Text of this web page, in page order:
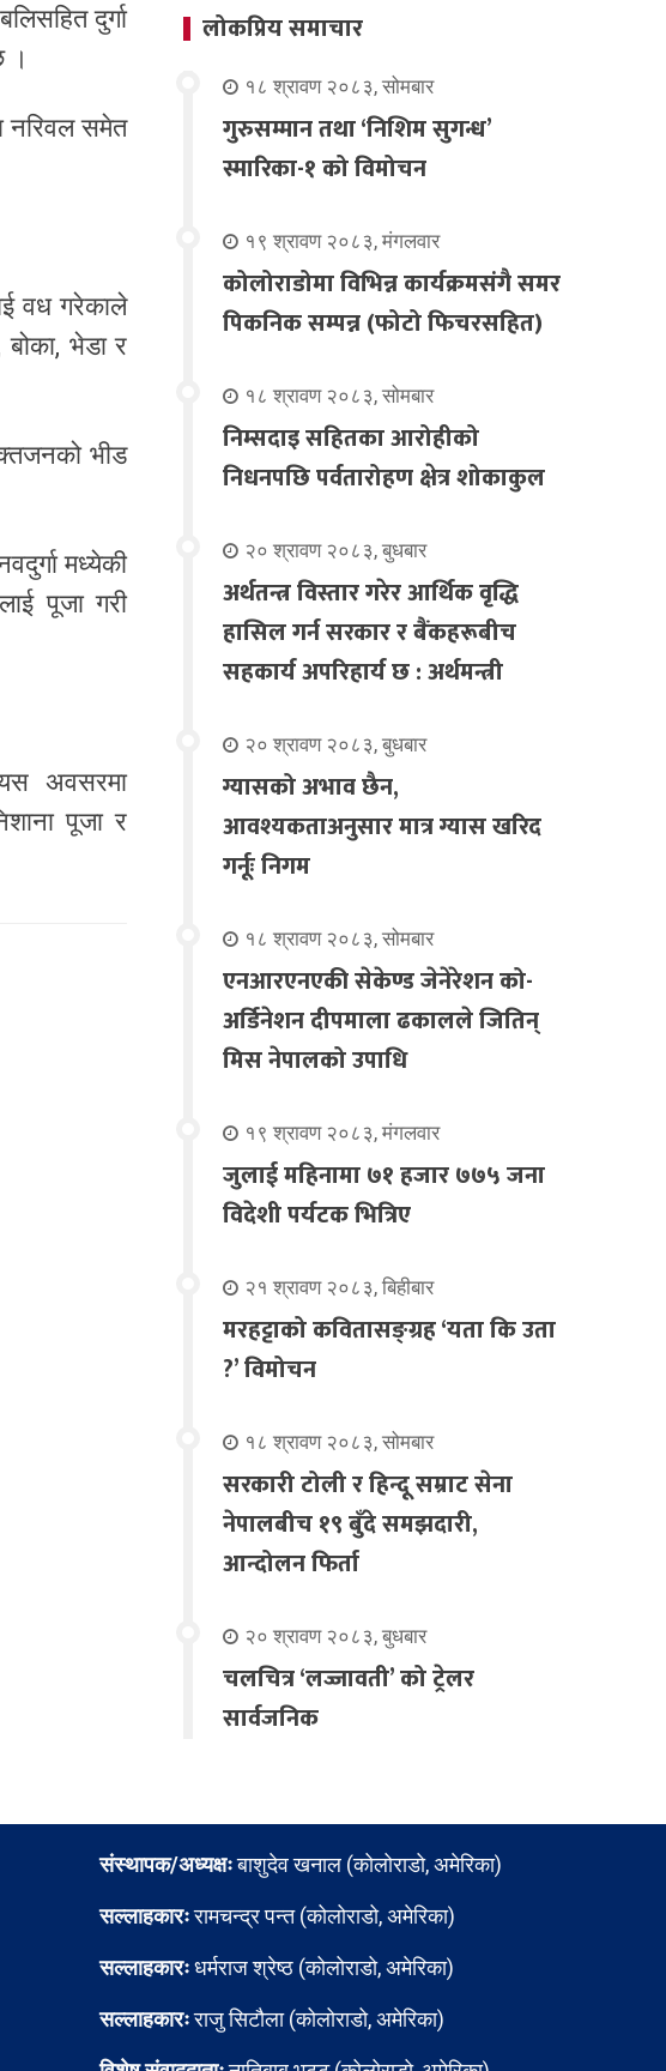
दुर्गा
।
नरिवल समेत
वध गरेकाले
भेडा र
भीड
मध्येकी
पूजा गरी
यस अवसरमा
पूजा र
लोकप्रिय समाचार
१८ श्रावण २०८३, सोमबार
गुरुसम्मान तथा ‘निशिम सुगन्ध’
स्मारिका-१ को विमोचन
१९ श्रावण २०८३, मंगलवार
कोलोराडोमा विभिन्न कार्यक्रमसंगै समर
पिकनिक सम्पन्न (फोटो फिचरसहित)
१८ श्रावण २०८३, सोमबार
निम्सदाइ सहितका आरोहीको
निधनपछि पर्वतारोहण क्षेत्र शोकाकुल
२० श्रावण २०८३, बुधबार
अर्थतन्त्र विस्तार गरेर आर्थिक वृद्धि
हासिल गर्न सरकार र बैंकहरूबीच
सहकार्य अपरिहार्य छ : अर्थमन्त्री
२० श्रावण २०८३, बुधबार
ग्यासको अभाव छैन,
आवश्यकताअनुसार मात्र ग्यास खरिद
गर्नूः निगम
१८ श्रावण २०८३, सोमबार
एनआरएनएकी सेकेण्ड जेनेरेशन को-
अर्डिनेशन दीपमाला ढकालले जितिन्
मिस नेपालको उपाधि
१९ श्रावण २०८३, मंगलवार
जुलाई महिनामा ७१ हजार ७७५ जना
विदेशी पर्यटक भित्रिए
२१ श्रावण २०८३, बिहीबार
मरहट्टाको कवितासङ्ग्रह ‘यता कि उता
?’ विमोचन
१८ श्रावण २०८३, सोमबार
सरकारी टोली र हिन्दू सम्राट सेना
नेपालबीच १९ बुँदे समझदारी,
आन्दोलन फिर्ता
२० श्रावण २०८३, बुधबार
चलचित्र ‘लज्जावती’ को ट्रेलर
सार्वजनिक
संस्थापक/अध्यक्षःबाशुदेव खनाल (कोलोराडो, अमेरिका)
सल्लाहकारःरामचन्द्र पन्त (कोलोराडो, अमेरिका)
सल्लाहकारःधर्मराज श्रेष्ठ (कोलोराडो, अमेरिका)
सल्लाहकारःराजु सिटौला (कोलोराडो, अमेरिका)